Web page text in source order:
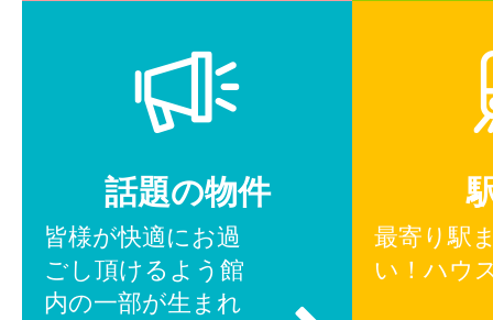
話題の物件
皆様が快適にお過
ごし頂けるよう館
内の一部が生まれ
最寄り駅
い！ハウ